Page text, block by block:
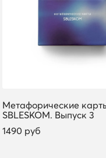
Метафорические
SBLESKOM. Выпуск 3
1490 руб